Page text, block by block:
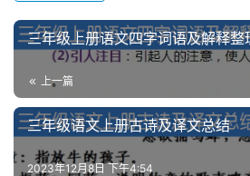
三年级上册语文四字词语及解释整
上一篇
三年级语文上册古诗及译文总结
2023年12月8日 下午4:54